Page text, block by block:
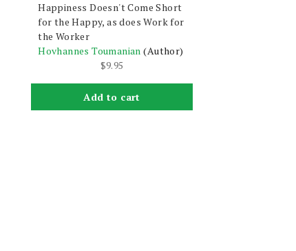
Happiness Doesn't Come Short
for the Happy, as does Work for
the Worker
Hovhannes Toumanian (Author)
$9.95
Add to cart